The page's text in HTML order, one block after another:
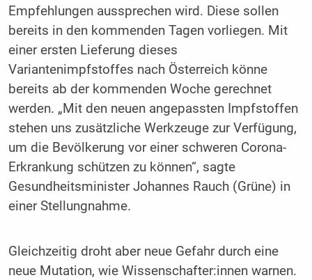
Empfehlungen aussprechen wird. Diese sollen
bereits in den kommenden Tagen vorliegen. Mit
einer ersten Lieferung dieses
Variantenimpfstoffes nach Österreich könne
bereits ab der kommenden Woche gerechnet
werden. „Mit den neuen angepassten Impfstoffen
stehen uns zusätzliche Werkzeuge zur Verfügung,
um die Bevölkerung vor einer schweren Corona-
Erkrankung schützen zu können“, sagte
Gesundheitsminister Johannes Rauch (Grüne) in
einer Stellungnahme.
Gleichzeitig droht aber neue Gefahr durch eine
neue Mutation, wie Wissenschafter:innen warnen.